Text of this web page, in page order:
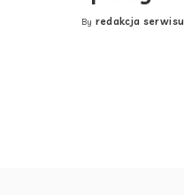
Posted
By redakcja serwisu